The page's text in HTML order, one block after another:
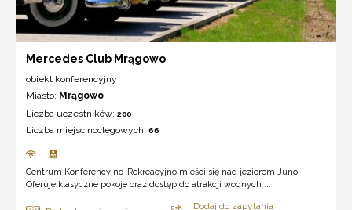
Mercedes Club Mrągowo
obiekt konferencyjny
Miasto: Mrągowo
Liczba uczestników: 200
Liczba miejsc noclegowych: 66
Centrum Konferencyjno-Rekreacyjno mieści się nad jeziorem Juno.
Oferuje klasyczne pokoje oraz dostęp do atrakcji wodnych ...